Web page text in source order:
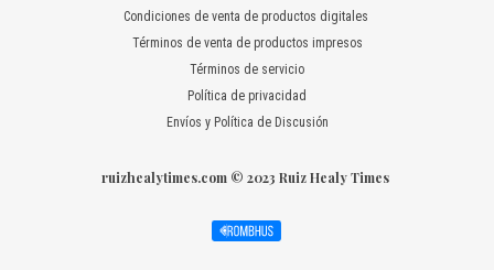
Condiciones de venta de productos digitales
Términos de venta de productos impresos
Términos de servicio
Política de privacidad
Envíos y Política de Discusión
ruizhealytimes.com © 2023 Ruiz Healy Times